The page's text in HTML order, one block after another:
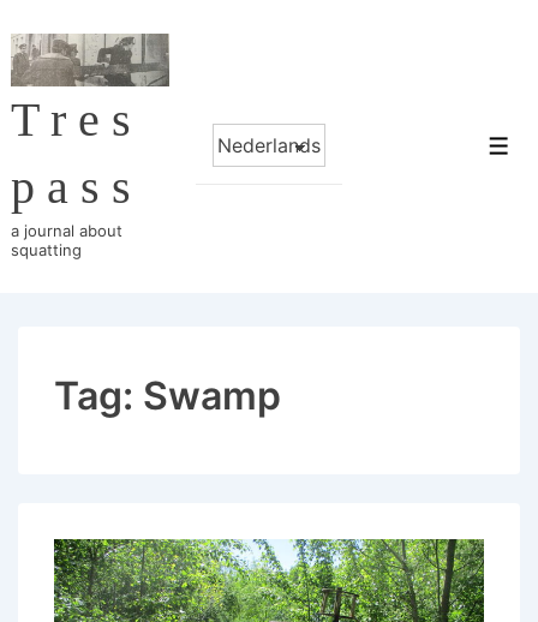
Skip
to
Main
Tres
pass
a journal about
squatting
Choose
a
Tag: Swamp